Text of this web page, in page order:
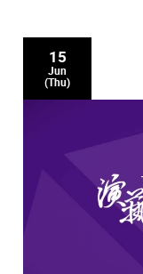
15
Jun
(Thu)